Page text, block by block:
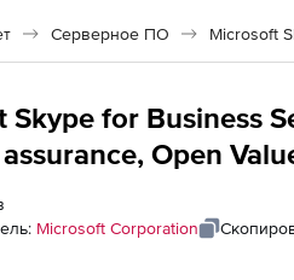
Серверное ПО Microsoft
Skype for Business
Open Value), 1
2 All Languages
Microsoft Corporation